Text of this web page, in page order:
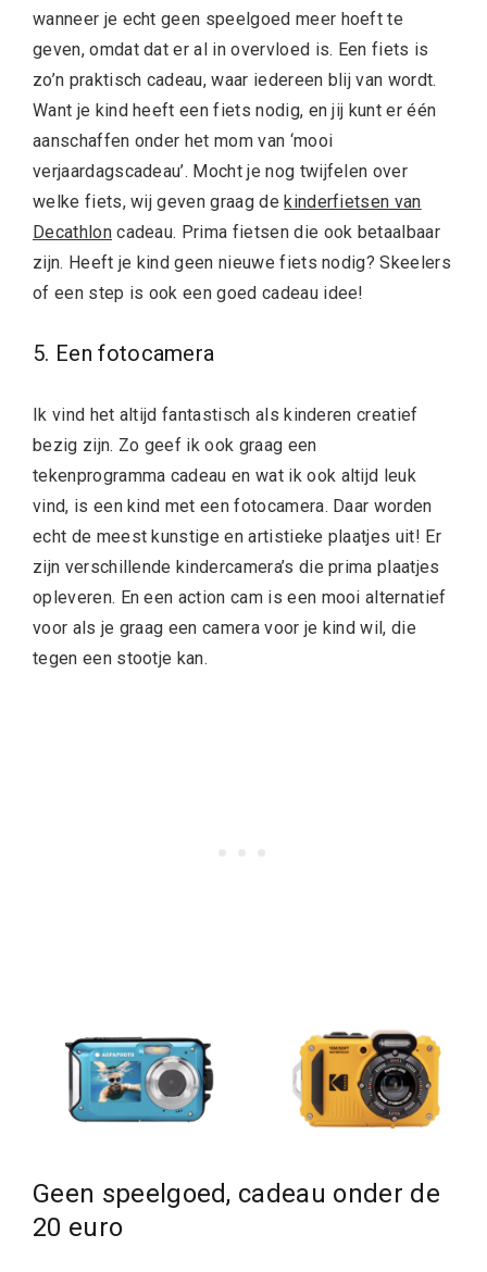
wanneer je echt geen speelgoed meer hoeft te
geven, omdat dat er al in overvloed is. Een fiets is
zo’n praktisch cadeau, waar iedereen blij van wordt.
Want je kind heeft een fiets nodig, en jij kunt er één
aanschaffen onder het mom van ‘mooi
verjaardagscadeau’. Mocht je nog twijfelen over
welke fiets, wij geven graag de kinderfietsen van
Decathloncadeau. Prima fietsen die ook betaalbaar
zijn. Heeft je kind geen nieuwe fiets nodig? Skeelers
of een step is ook een goed cadeau idee!
5. Een fotocamera
Ik vind het altijd fantastisch als kinderen creatief
bezig zijn. Zo geef ik ook graag een
tekenprogramma cadeau en wat ik ook altijd leuk
vind, is een kind met een fotocamera. Daar worden
echt de meest kunstige en artistieke plaatjes uit! Er
zijn verschillende kindercamera’s die prima plaatjes
opleveren. En een action cam is een mooi alternatief
voor als je graag een camera voor je kind wil, die
tegen een stootje kan.
Geen speelgoed, cadeau onder de
20 euro